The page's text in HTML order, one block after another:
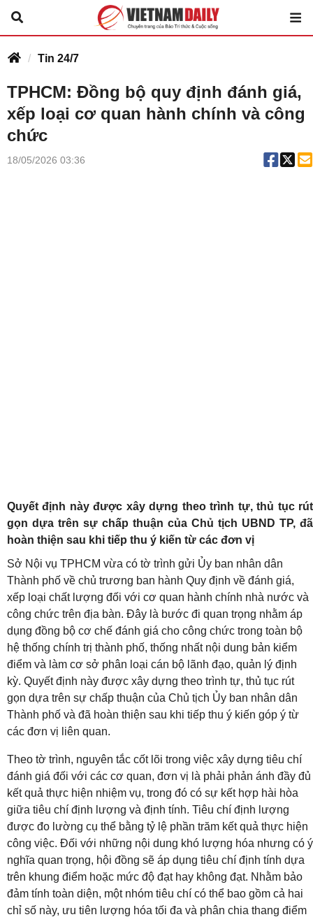
Tin 24/7
TPHCM: Đồng bộ quy định đánh giá,
xếp loại cơ quan hành chính và công
chức
18/05/2026 03:36
Quyết định này được xây dựng theo trình tự, thủ tục rút
gọn dựa trên sự chấp thuận của Chủ tịch UBND TP, đã
hoàn thiện sau khi tiếp thu ý kiến từ các đơn vị
Sở Nội vụ TPHCM vừa có tờ trình gửi Ủy ban nhân dân
Thành phố về chủ trương ban hành Quy định về đánh giá,
xếp loại chất lượng đối với cơ quan hành chính nhà nước và
công chức trên địa bàn. Đây là bước đi quan trọng nhằm áp
dụng đồng bộ cơ chế đánh giá cho công chức trong toàn bộ
hệ thống chính trị thành phố, thống nhất nội dung bản kiểm
điểm và làm cơ sở phân loại cán bộ lãnh đạo, quản lý định
kỳ. Quyết định này được xây dựng theo trình tự, thủ tục rút
gọn dựa trên sự chấp thuận của Chủ tịch Ủy ban nhân dân
Thành phố và đã hoàn thiện sau khi tiếp thu ý kiến góp ý từ
các đơn vị liên quan.
Theo tờ trình, nguyên tắc cốt lõi trong việc xây dựng tiêu chí
đánh giá đối với các cơ quan, đơn vị là phải phản ánh đầy đủ
kết quả thực hiện nhiệm vụ, trong đó có sự kết hợp hài hòa
giữa tiêu chí định lượng và định tính. Tiêu chí định lượng
được đo lường cụ thể bằng tỷ lệ phần trăm kết quả thực hiện
công việc. Đối với những nội dung khó lượng hóa nhưng có ý
nghĩa quan trọng, hội đồng sẽ áp dụng tiêu chí định tính dựa
trên khung điểm hoặc mức độ đạt hay không đạt. Nhằm bảo
đảm tính toàn diện, một nhóm tiêu chí có thể bao gồm cả hai
chỉ số này, ưu tiên lượng hóa tối đa và phân chia thang điểm